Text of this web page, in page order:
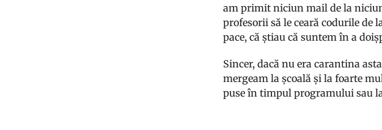
am primit niciun mail de la
profesorii să le ceară codurile de
pace, că știau că suntem în a
Sincer, dacă nu era carantina
mergeam la școală și la foarte
puse în timpul programului sau